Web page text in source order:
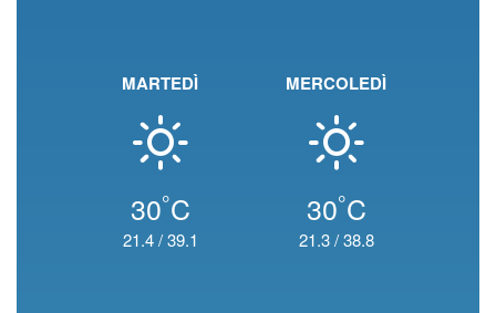
MARTEDÌ
30°C
21.4/39.1
MERCOLEDÌ
30°C
21.3/38.8